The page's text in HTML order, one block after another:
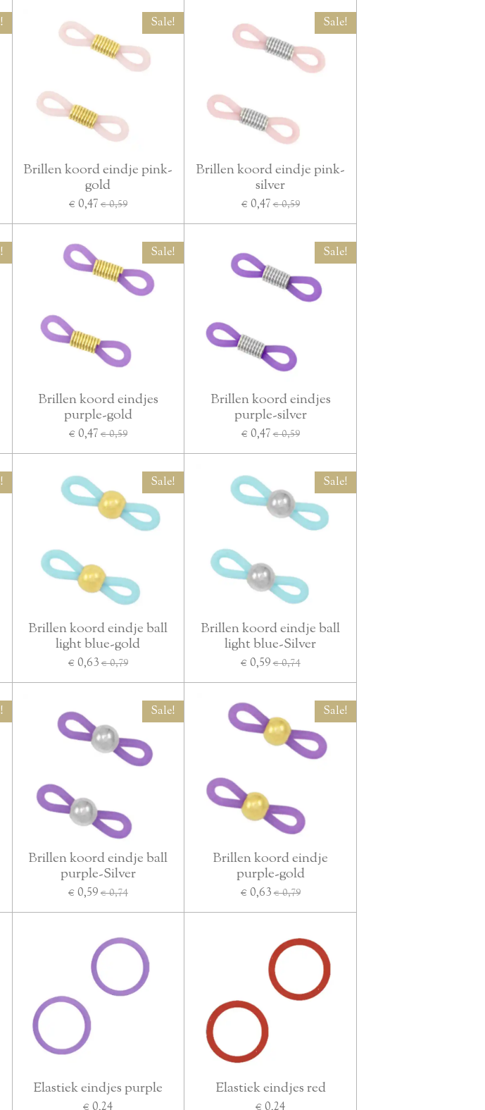
Sale!
Brillen koord eindje pink-
gold
€ 0,47 € 0,59
Sale!
Brillen koord eindje pink-
silver
€ 0,47€ 0,59
Sale!
Brillen koord eindjes
purple-gold
€ 0,47 € 0,59
Sale!
Brillen koord eindjes
purple-silver
€ 0,47€ 0,59
Sale!
Brillen koord eindje ball
light blue-gold
€ 0,63 € 0,79
Sale!
Brillen koord eindje ball
light blue-Silver
€ 0,59€ 0,74
Sale!
Brillen koord eindje ball
purple-Silver
€ 0,59 € 0,74
Sale!
Brillen koord eindje
purple-gold
€ 0,63€ 0,79
Elastiek eindjes purple Elastiek eindjes red